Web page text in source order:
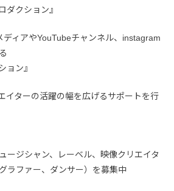
ダクション』
ィアやYouTubeチャンネル、instagram
ョン』
イターの活躍の幅を広げるサポートを行
ージシャン、レーベル、映像クリエイタ
ラファー、ダンサー）を募集中